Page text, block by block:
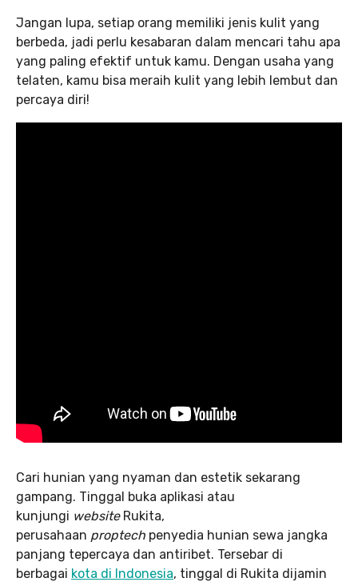
Jangan lupa, setiap orang memiliki jenis kulit yang
berbeda, jadi perlu kesabaran dalam mencari tahu apa
yang paling efektif untuk kamu. Dengan usaha yang
telaten, kamu bisa meraih kulit yang lebih lembut dan
percaya diri!
Cari hunian yang nyaman dan estetik sekarang
gampang. Tinggal buka aplikasi atau
kunjungi websiteRukita,
perusahaan proptech penyedia hunian sewa jangka
panjang tepercaya dan antiribet. Tersebar di
berbagai kota di Indonesia, tinggal di Rukita dijamin